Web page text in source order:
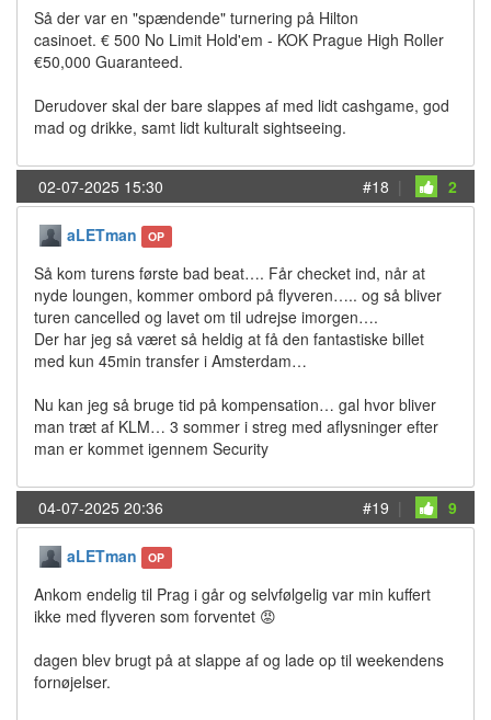
Så der var en "spændende" turnering på Hilton
casinoet. € 500 No Limit Hold'em - KOK Prague High Roller
€50,000 Guaranteed.
Derudover skal der bare slappes af med lidt cashgame, god
mad og drikke, samt lidt kulturalt sightseeing.
02-07-2025 15:30 #18 | 2
aLETman OP
Så kom turens første bad beat…. Får checket ind, når at
nyde loungen, kommer ombord på flyveren….. og så bliver
turen cancelled og lavet om til udrejse imorgen….
Der har jeg så været så heldig at få den fantastiske billet
med kun 45min transfer i Amsterdam…
Nu kan jeg så bruge tid på kompensation… gal hvor bliver
man træt af KLM… 3 sommer i streg med aflysninger efter
man er kommet igennem Security
04-07-2025 20:36 #19 | 9
aLETman OP
Ankom endelig til Prag i går og selvfølgelig var min kuffert
ikke med flyveren som forventet 😡
dagen blev brugt på at slappe af og lade op til weekendens
fornøjelser.